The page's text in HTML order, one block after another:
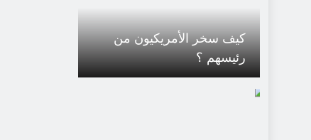
كيف سخر الأمريكيون من
رئيسهم ؟